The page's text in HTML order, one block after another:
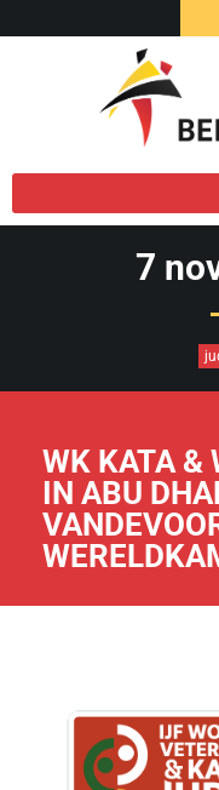
7
WK KATA &
IN ABU